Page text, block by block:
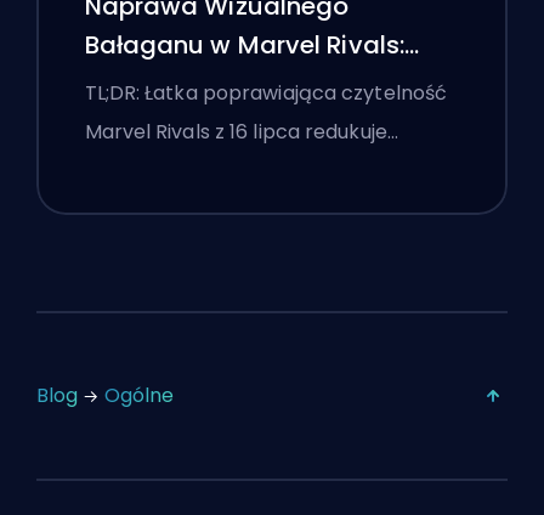
Bałaganu w Marvel Rivals:
Najlepsze Ustawienia
Konkurencyjne Po Łatce z 16
TL;DR: Łatka poprawiająca czytelność
Marvel Rivals z 16 lipca redukuje…
Blog Ogólne